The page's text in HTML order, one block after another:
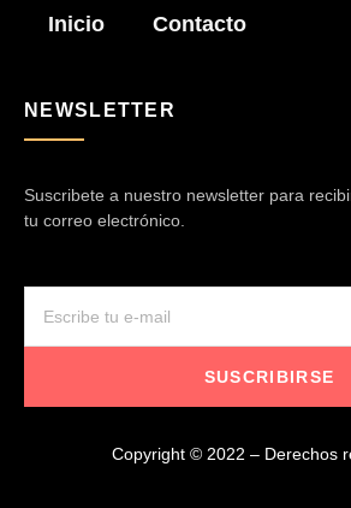
Inicio Contacto
NEWSLETTER
Suscribete a nuestro newsletter para
tu correo electrónico.
SUSCRIBIRSE
Copyright © 2022 – Derechos